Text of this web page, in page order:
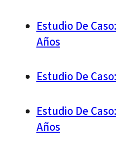
Estudio De
Años
Estudio De
Estudio De
Años